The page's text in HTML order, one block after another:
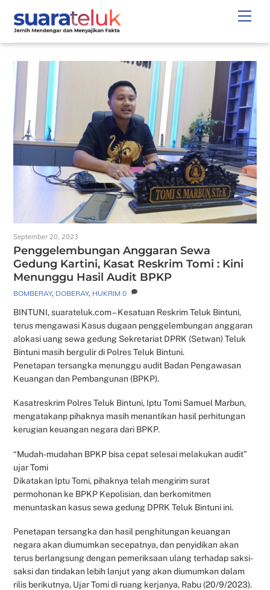
content
September 20, 2023
Penggelembungan Anggaran Sewa
Gedung Kartini, Kasat Reskrim Tomi : Kini
Menunggu Hasil Audit BPKP
BOMBERAY, DOBERAY, HUKRIM 0
BINTUNI, suarateluk.com – Kesatuan Reskrim Teluk Bintuni,
terus mengawasi Kasus dugaan penggelembungan anggaran
alokasi uang sewa gedung Sekretariat DPRK (Setwan) Teluk
Bintuni masih bergulir di Polres Teluk Bintuni.
Penetapan tersangka menunggu audit Badan Pengawasan
Keuangan dan Pembangunan (BPKP).
Kasatreskrim Polres Teluk Bintuni, Iptu Tomi Samuel Marbun,
mengatakanp pihaknya masih menantikan hasil perhitungan
kerugian keuangan negara dari BPKP.
“Mudah-mudahan BPKP bisa cepat selesai melakukan audit”
ujar Tomi
Dikatakan Iptu Tomi, pihaknya telah mengirim surat
permohonan ke BPKP Kepolisian, dan berkomitmen
menuntaskan kasus sewa gedung DPRK Teluk Bintuni ini.
Penetapan tersangka dan hasil penghitungan keuangan
negara akan diumumkan secepatnya, dan penyidikan akan
terus berlangsung dengan pemeriksaan ulang terhadap saksi-
saksi dan tindakan lebih lanjut yang akan diumumkan dalam
rilis berikutnya, Ujar Tomi di ruang kerjanya, Rabu (20/9/2023).